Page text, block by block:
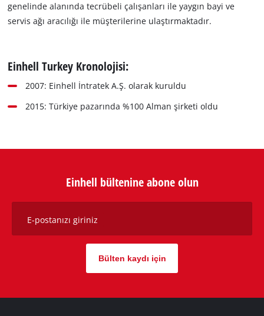
genelinde alanında tecrübeli çalışanları ile yaygın bayi ve
servis ağı aracılığı ile müşterilerine ulaştırmaktadır.
Einhell Turkey Kronolojisi:
2007: Einhell İntratek A.Ş. olarak kuruldu
2015: Türkiye pazarında %100 Alman şirketi oldu
Einhell bültenine abone olun
E-postanızı giriniz
Bülten kaydı için